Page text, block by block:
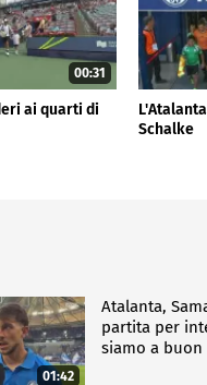
00:31
ai quarti di
Schalke
01:42
Atalanta,
partita per
siamo a